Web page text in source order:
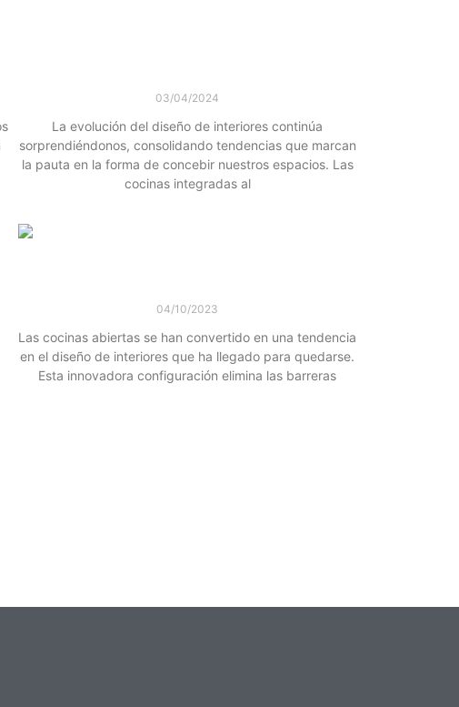
03/04/2024
La evolución del diseño de interiores continúa
sorprendiéndonos, consolidando tendencias que marcan
la pauta en la forma de concebir nuestros espacios. Las
cocinas integradas al
04/10/2023
Las cocinas abiertas se han convertido en una tendencia
en el diseño de interiores que ha llegado para quedarse.
Esta innovadora configuración elimina las barreras